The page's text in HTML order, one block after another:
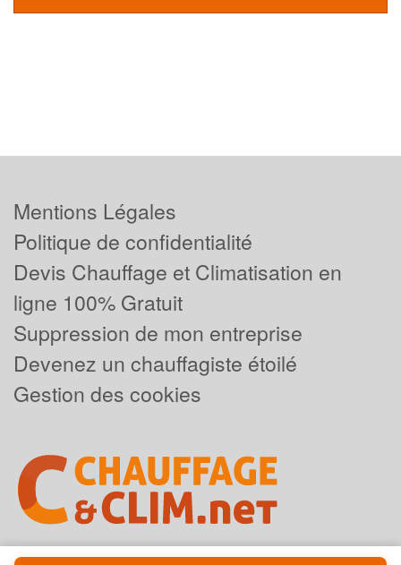
Mentions Légales
Politique de confidentialité
Devis Chauffage et Climatisation en
ligne 100% Gratuit
Suppression de mon entreprise
Devenez un chauffagiste étoilé
Gestion des cookies